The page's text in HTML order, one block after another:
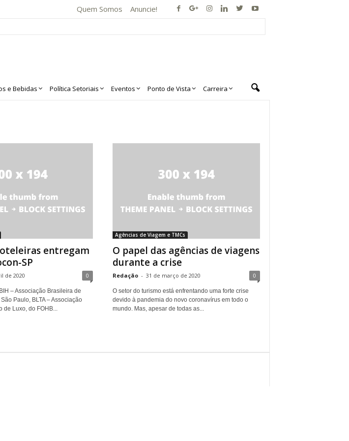
Quem Somos Anuncie!
e Bebidas Política Setoriais Eventos Ponto de Vista Carreira
entregam
SP
de 2020 0
– Associação Brasileira de
Paulo, BLTA – Associação
Luxo, do FOHB...
Agências de Viagem e TMCs
O papel das agências de viagens
durante a crise
Redação - 31 de março de 2020 0
O setor do turismo está enfrentando uma forte crise
devido à pandemia do novo coronavírus em todo o
mundo. Mas, apesar de todas as...